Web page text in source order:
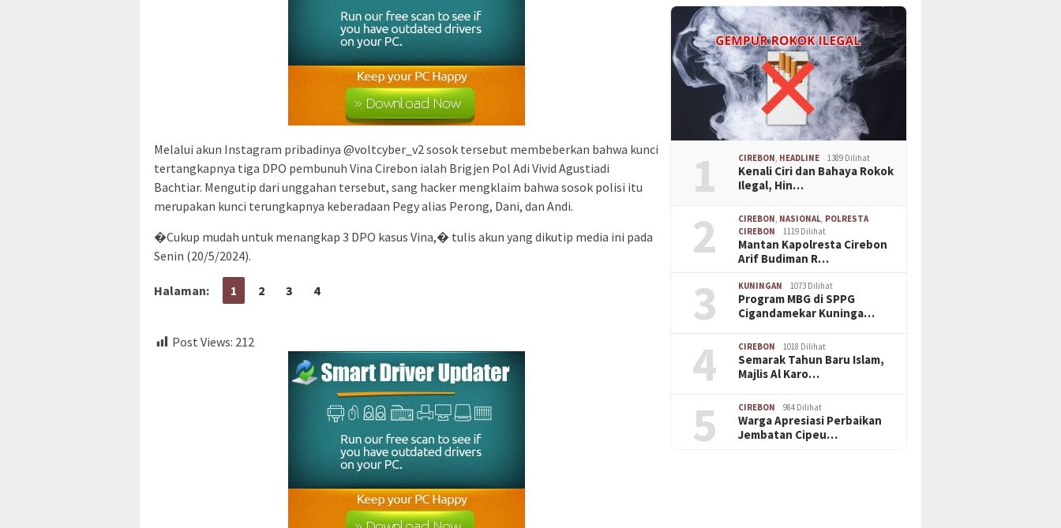
Melalui akun Instagram pribadinya @voltcyber_v2 sosok tersebut membeberkan bahwa kunci
tertangkapnya tiga DPO pembunuh Vina Cirebon ialah Brigjen Pol Adi Vivid Agustiadi
Bachtiar. Mengutip dari unggahan tersebut, sang hacker mengklaim bahwa sosok polisi itu
merupakan kunci terungkapnya keberadaan Pegy alias Perong, Dani, dan Andi.
�Cukup mudah untuk menangkap 3 DPO kasus Vina,� tulis akun yang dikutip media ini pada
Senin (20/5/2024).
Halaman: 1 2 3 4
Post Views: 212
1 CIREBON HEADLINE 1389 Dilihat
Kenali Ciri dan Bahaya Rokok
Ilegal, Hin…
2 CIREBON NASIONAL POLRESTA
CIREBON
1119 Dilihat
Mantan Kapolresta Cirebon
Arif Budiman R…
3 KUNINGAN 1073 Dilihat
Program MBG di SPPG
Cigandamekar Kuninga…
4 CIREBON 1018 Dilihat
Semarak Tahun Baru Islam,
Majlis Al Karo…
5 CIREBON 984 Dilihat
Warga Apresiasi Perbaikan
Jembatan Cipeu…